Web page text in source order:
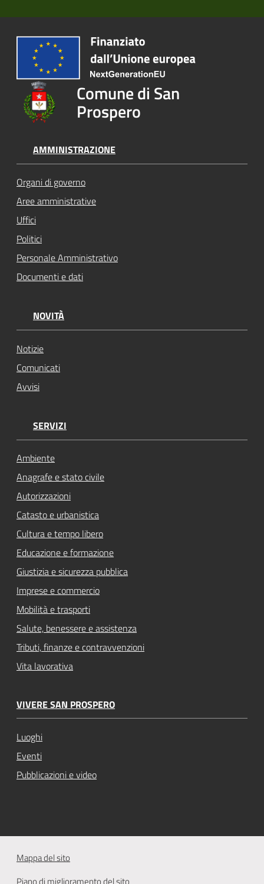
Comune di San
Prospero
AMMINISTRAZIONE
Organi di governo
Aree amministrative
Uffici
Politici
Personale Amministrativo
Documenti e dati
NOVITÀ
Notizie
Comunicati
Avvisi
SERVIZI
Ambiente
Anagrafe e stato civile
Autorizzazioni
Catasto e urbanistica
Cultura e tempo libero
Educazione e formazione
Giustizia e sicurezza pubblica
Imprese e commercio
Mobilità e trasporti
Salute, benessere e assistenza
Tributi, finanze e contravvenzioni
Vita lavorativa
VIVERE SAN PROSPERO
Luoghi
Eventi
Pubblicazioni e video
Mappa del sito
Piano di miglioramento del sito